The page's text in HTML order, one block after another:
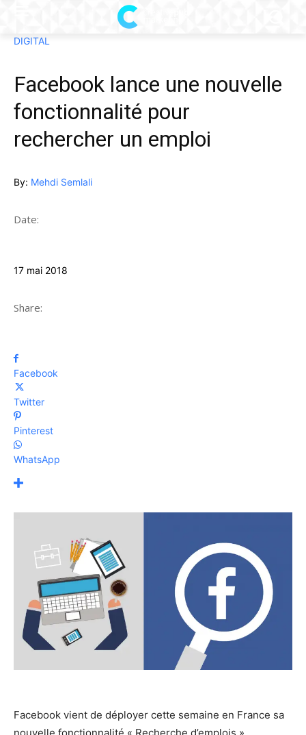
DIGITAL
Facebook lance une nouvelle
fonctionnalité pour
rechercher un emploi
By: Mehdi Semlali
Date:
17 mai 2018
Share:
Facebook
Twitter
Pinterest
WhatsApp
Facebook vient de déployer cette semaine en France sa
nouvelle fonctionnalité « Recherche d’emplois »,